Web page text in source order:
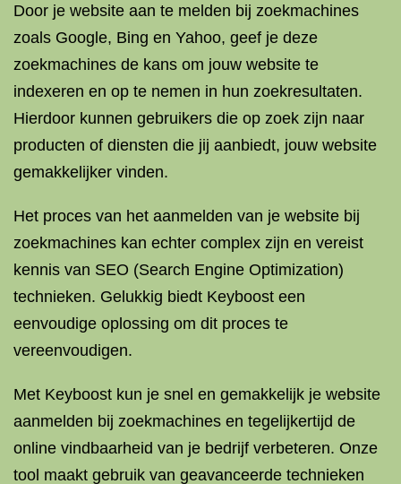
Door je website aan te melden bij zoekmachines
zoals Google, Bing en Yahoo, geef je deze
zoekmachines de kans om jouw website te
indexeren en op te nemen in hun zoekresultaten.
Hierdoor kunnen gebruikers die op zoek zijn naar
producten of diensten die jij aanbiedt, jouw website
gemakkelijker vinden.
Het proces van het aanmelden van je website bij
zoekmachines kan echter complex zijn en vereist
kennis van SEO (Search Engine Optimization)
technieken. Gelukkig biedt Keyboost een
eenvoudige oplossing om dit proces te
vereenvoudigen.
Met Keyboost kun je snel en gemakkelijk je website
aanmelden bij zoekmachines en tegelijkertijd de
online vindbaarheid van je bedrijf verbeteren. Onze
tool maakt gebruik van geavanceerde technieken